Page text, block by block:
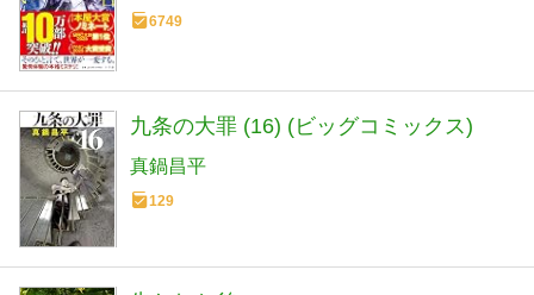
6749
九条の大罪 (16) (ビッグコミックス)
真鍋昌平
129